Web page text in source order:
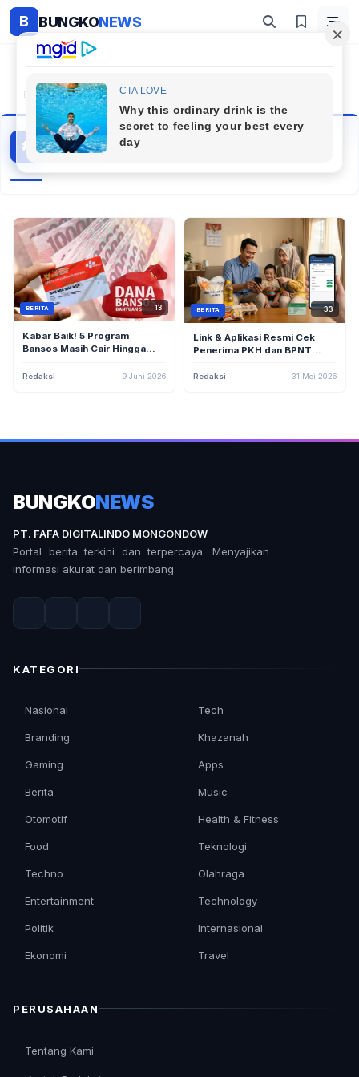
B BUNGKONEWS
Beranda #Cek Penerima Kjp 2026
#
Cek Penerima Kjp 2026
2 artikel
BERITA 13
Kabar Baik! 5 Program
Bansos Masih Cair Hingga
Ceknya
Redaksi 9 Juni 2026
BERITA 33
Link & Aplikasi Resmi Cek
Penerima PKH dan BPNT
Terdaftar di DTSEN
Redaksi 31 Mei 2026
BUNGKONEWS
PT. FAFA DIGITALINDO MONGONDOW
Portal berita terkini dan terpercaya. Menyajikan
informasi akurat dan berimbang.
KATEGORI
Nasional
Branding
Gaming
Berita
Otomotif
Tech
Khazanah
Apps
Music
Health & Fitness
Food
Techno
Entertainment
Politik
Ekonomi
Teknologi
Olahraga
Technology
Internasional
Travel
PERUSAHAAN
Tentang Kami